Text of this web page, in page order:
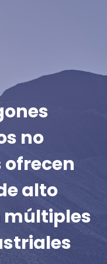
no
alto
múltiples